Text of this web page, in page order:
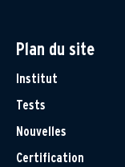
Plan du site
Institut
Tests
Nouvelles
Certification